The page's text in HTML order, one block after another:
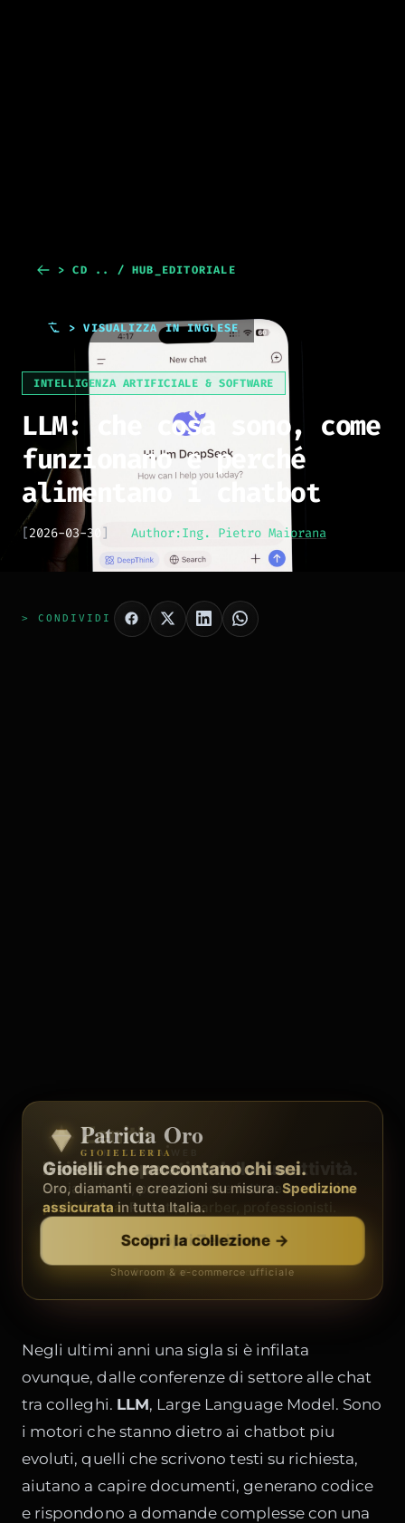
> CD .. / HUB_EDITORIALE
> VISUALIZZA IN INGLESE
INTELLIGENZA ARTIFICIALE & SOFTWARE
LLM: che cosa sono, come
funzionano e perché
alimentano i chatbot
[2026-03-30 ] Author:Ing. Pietro Maiorana
> CONDIVIDI
Zenith
BY METEORA WEB
Il sistema operativo della tua attività.
Social, clienti, prenotazioni e fatture inun'unica
piattaforma. Palestre, barber, professionisti.
Scopri Zenith→
Demo gratis · senza carta
Patricia Oro
GIOIELLERIA
Gioielli che raccontano chi sei.
Oro, diamanti e creazioni su misura. Spedizione
assicuratain tutta Italia.
Scopri la collezione →
Showroom & e-commerce ufficiale
Negli ultimi anni una sigla si è infilata
ovunque, dalle conferenze di settore alle chat
tra colleghi. LLM, Large Language Model. Sono
i motori che stanno dietro ai chatbot piu
evoluti, quelli che scrivono testi su richiesta,
aiutano a capire documenti, generano codice
e rispondono a domande complesse con una